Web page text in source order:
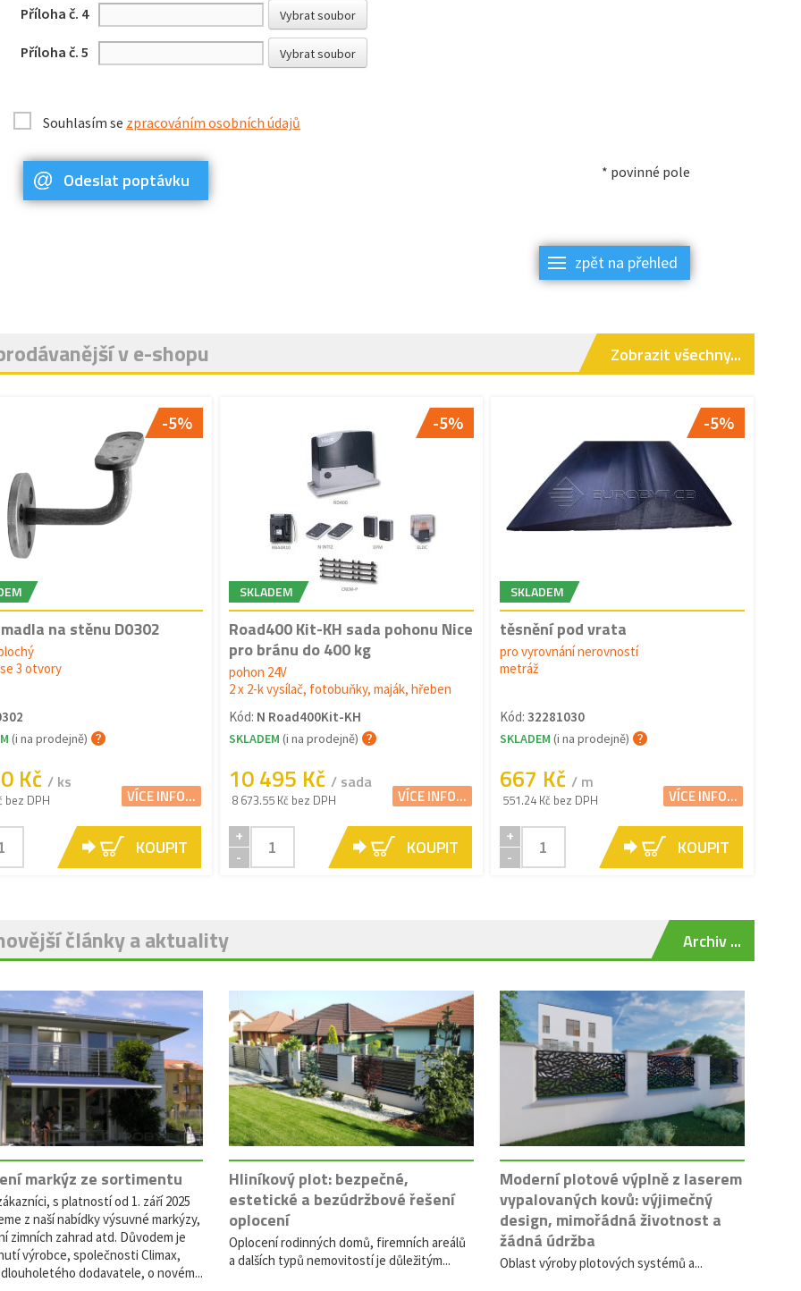
Příloha č. 4 Vybrat soubor
Příloha č. 5 Vybrat soubor
Souhlasím se zpracováním osobních údajů
* povinné pole
Odeslat poptávku
zpět na přehled
v e-shopu
-5%
na stěnu D0302
3 otvory
(i na prodejně)
Kč / ks
bez DPH VÍCE INFO...
KOUPIT
-5%
SKLADEM
Road400 Kit-KH sada pohonu Nice
pro bránu do 400 kg
pohon 24V
2 x 2-k vysílač, fotobuňky, maják, hřeben
Kód: N Road400Kit-KH
SKLADEM (i na prodejně)
10 495 Kč / sada
8 673.55 Kč bez DPH VÍCE INFO...
+
-
KOUPIT
-5%
SKLADEM
těsnění pod vrata
pro vyrovnání nerovností
metráž
Kód: 32281030
SKLADEM (i na prodejně)
667 Kč / m
551.24 Kč bez DPH VÍCE INFO...
+
-
KOUPIT
Zobrazit všechny...
články a aktuality
markýz ze sortimentu
s platností od 1. září 2025
z naší nabídky výsuvné markýzy,
zimních zahrad atd. Důvodem je
výrobce, společnosti Climax,
dodavatele, o novém...
Hliníkový plot: bezpečné,
estetické a bezúdržbové řešení
oplocení
Oplocení rodinných domů, firemních areálů
a dalších typů nemovitostí je důležitým...
Moderní plotové výplně z laserem
vypalovaných kovů: výjimečný
design, mimořádná životnost a
žádná údržba
Oblast výroby plotových systémů a...
Archiv ...